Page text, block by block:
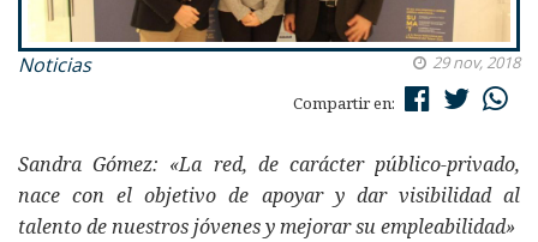
Noticias
29 nov, 2018
Compartir en:
Sandra Gómez: «La red, de carácter público-privado,
nace con el objetivo de apoyar y dar visibilidad al
talento de nuestros jóvenes y mejorar su empleabilidad»